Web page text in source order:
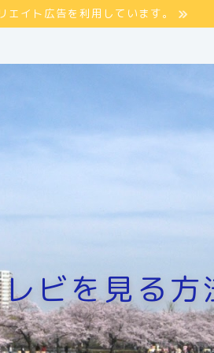
エイト広告を利用しています。
ビを見る方